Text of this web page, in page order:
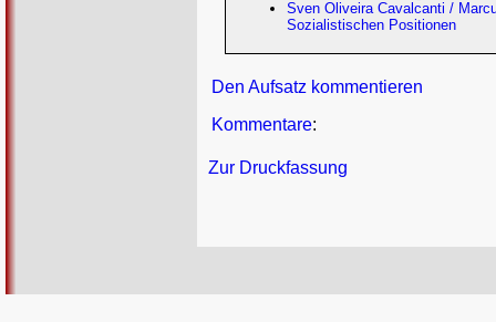
Sven Oliveira Cavalcanti /
Sozialistischen Positionen
Den Aufsatz kommentieren
Kommentare:
Zur Druckfassung